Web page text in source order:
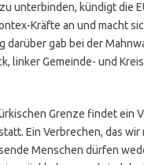
unterbinden, kündigt die
Kräfte an und macht
darüber gab bei der
linker Gemeinde- und
Grenze findet ein
Ein Verbrechen, das
Menschen dürfen